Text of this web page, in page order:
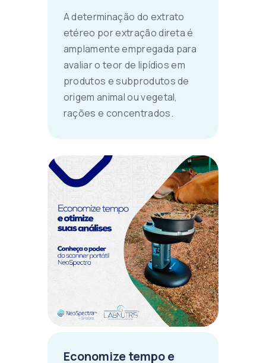
A determinação do extrato
etéreo por extração direta é
amplamente empregada para
avaliar o teor de lipídios em
produtos e subprodutos de
origem animal ou vegetal,
rações e concentrados.
Economize tempo e